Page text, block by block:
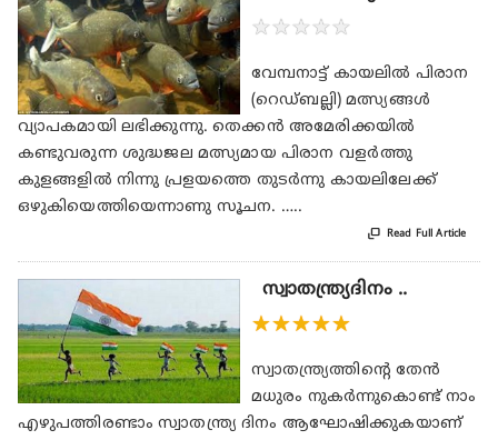
★★★★★
വേമ്പനാട്ട് കായലിൽ പിരാന
(റെഡ്ബല്ലി) മത്സ്യങ്ങൾ
വ്യാപകമായി ലഭിക്കുന്നു. തെക്കൻ അമേരിക്കയിൽ
കണ്ടുവരുന്ന ശുദ്ധജല മത്സ്യമായ പിരാന വളർത്തു
കുളങ്ങളിൽ നിന്നു പ്രളയത്തെ തുടർന്നു കായലിലേക്ക്
ഒഴുകിയെത്തിയെന്നാണു സൂചന. …..
 Read Full Article
സ്വാതന്ത്ര്യദിനം ..
★★★★★
സ്വാതന്ത്ര്യത്തിന്റെ തേൻ
മധുരം നുകർന്നുകൊണ്ട് നാം
എഴുപത്തിരണ്ടാം സ്വാതന്ത്ര്യ ദിനം ആഘോഷിക്കുകയാണ്